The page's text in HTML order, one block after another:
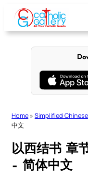
content
Home » Simplified Chinese
中文
以西结书 章
– 简体中文